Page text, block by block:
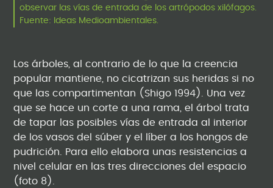
observar las vías de entrada de los artrópodos xilófagos.
Fuente: Ideas Medioambientales.
Los árboles, al contrario de lo que la creencia
popular mantiene, no cicatrizan sus heridas si no
que las compartimentan (Shigo 1994). Una vez
que se hace un corte a una rama, el árbol trata
de tapar las posibles vías de entrada al interior
de los vasos del súber y el líber a los hongos de
pudrición. Para ello elabora unas resistencias a
nivel celular en las tres direcciones del espacio
(foto 8).